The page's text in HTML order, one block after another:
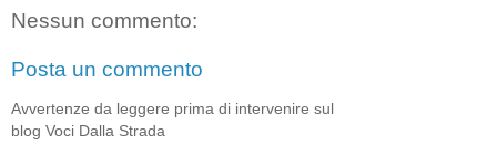
Nessun commento:
Posta un commento
Avvertenze da leggere prima di intervenire sul
blog Voci Dalla Strada